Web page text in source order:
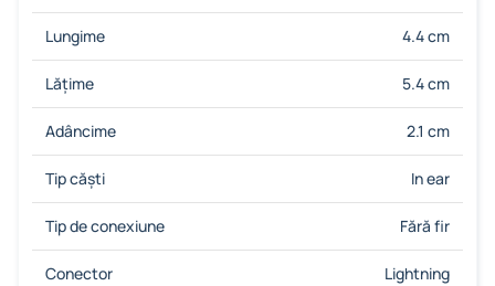
Lungime 4.4 cm
Lățime 5.4 cm
Adâncime 2.1 cm
Tip căști In ear
Tip de conexiune Fără fir
Conector Lightning